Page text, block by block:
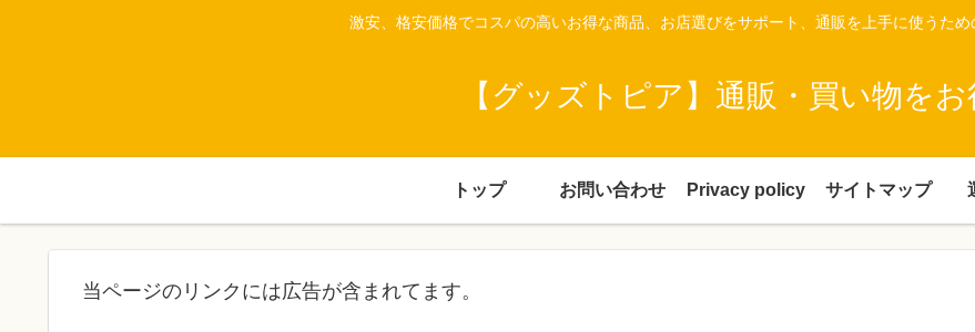
激安、格安価格でコスパの高いお得な商品、お店選びをサポート、通販を上手に使うた
【グッズトピア】通販・買い物をお
トップ お問い合わせ Privacy policy サイトマップ
当ページのリンクには広告が含まれてます。